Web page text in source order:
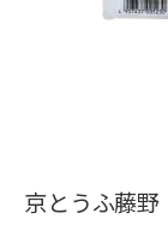
京とうふ藤